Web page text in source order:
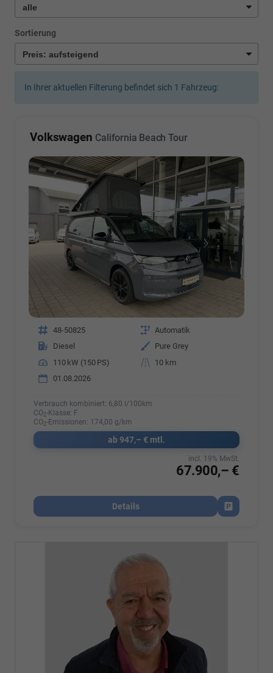
Sortierung
In Ihrer aktuellen Filterung befindet sich 1 Fahrzeug:
Volkswagen California Beach Tour
Fahrzeugnr. 48-50825 Getriebe Automatik
Kraftstoff
Diesel Außenfarbe
Pure Grey
Leistung
110 kW (150 PS) Kilometerstand
10 km
01.08.2026
Verbrauch kombiniert: 6,80 l/100km
CO2-Klasse: F
CO2-Emissionen: 174,00 g/km
ab 947,– € mtl.
67.900,– €
incl. 19% MwSt.
Details
Fahrzeug